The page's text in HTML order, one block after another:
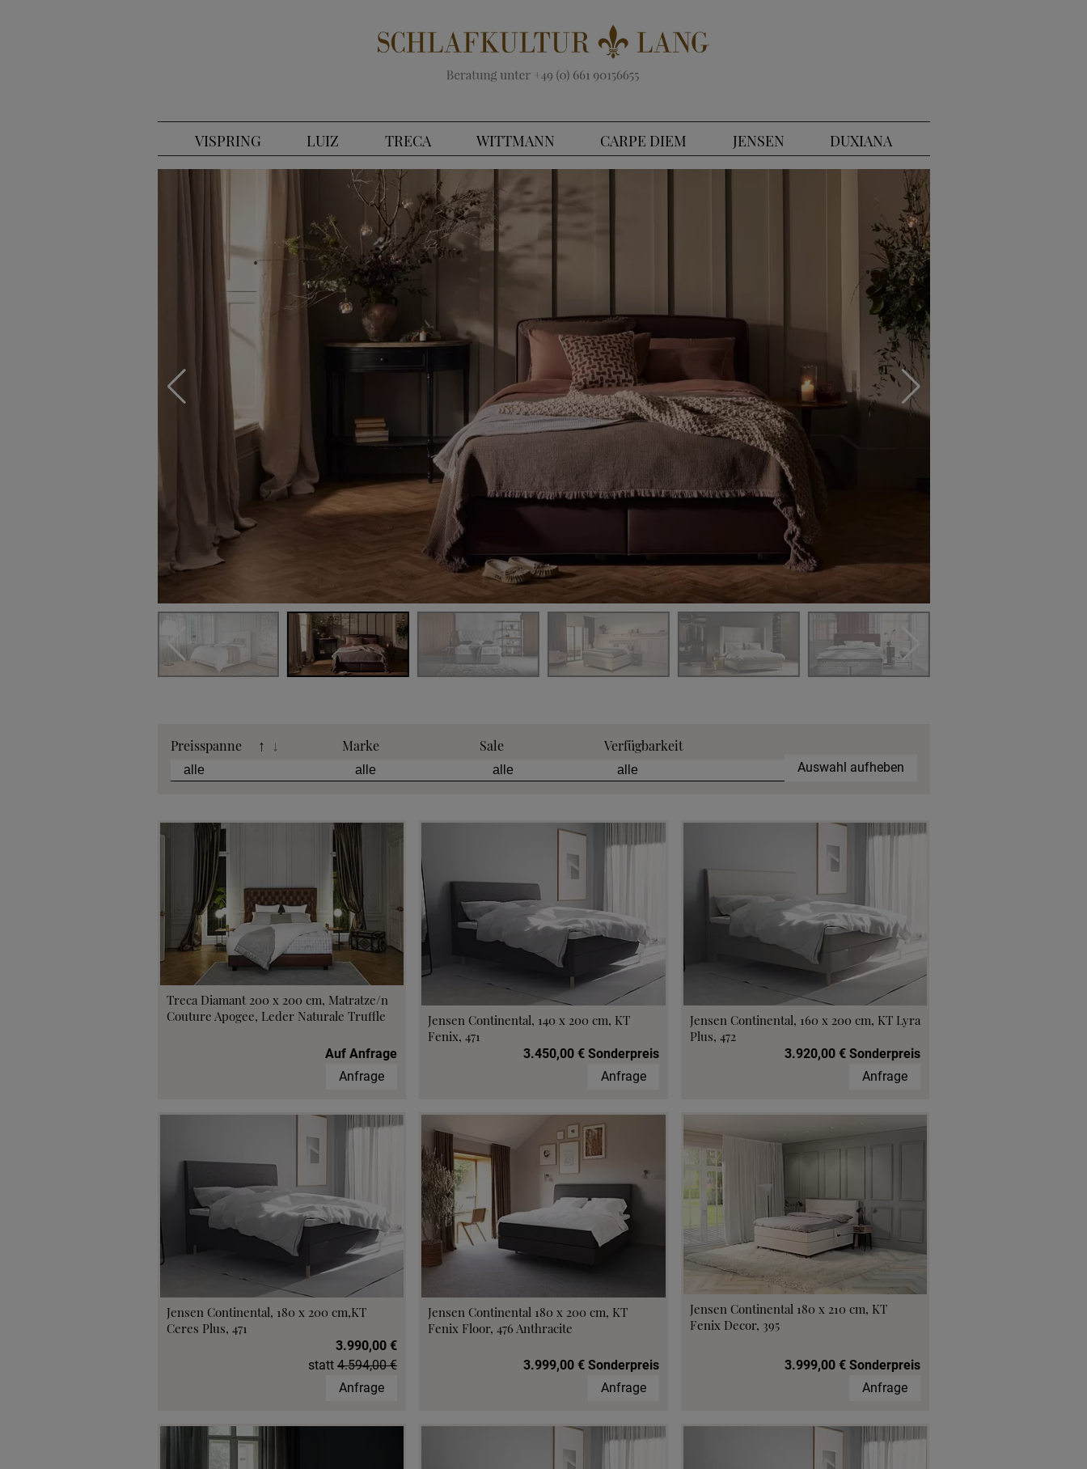
VISPRING LUIZ TRECA WITTMANN CARPE DIEM JENSEN DUXIANA
Preisspanne ↑ ↓ Marke Sale Verfügbarkeit
Auswahl aufheben
Treca Diamant 200 x 200 cm, Matratze/n
Couture Apogee, Leder Naturale Truffle
Auf Anfrage
Anfrage
Jensen Continental, 140 x 200 cm, KT
Fenix, 471
3.450,00 € Sonderpreis
Anfrage
Jensen Continental, 160 x 200 cm, KT Lyra
Plus, 472
3.920,00 € Sonderpreis
Anfrage
Jensen Continental, 180 x 200 cm,KT
Ceres Plus, 471
3.990,00 €
statt4.594,00 €
Anfrage
Jensen Continental 180 x 200 cm, KT
Fenix Floor, 476 Anthracite
3.999,00 € Sonderpreis
Anfrage
Jensen Continental 180 x 210 cm, KT
Fenix Decor, 395
3.999,00 € Sonderpreis
Anfrage